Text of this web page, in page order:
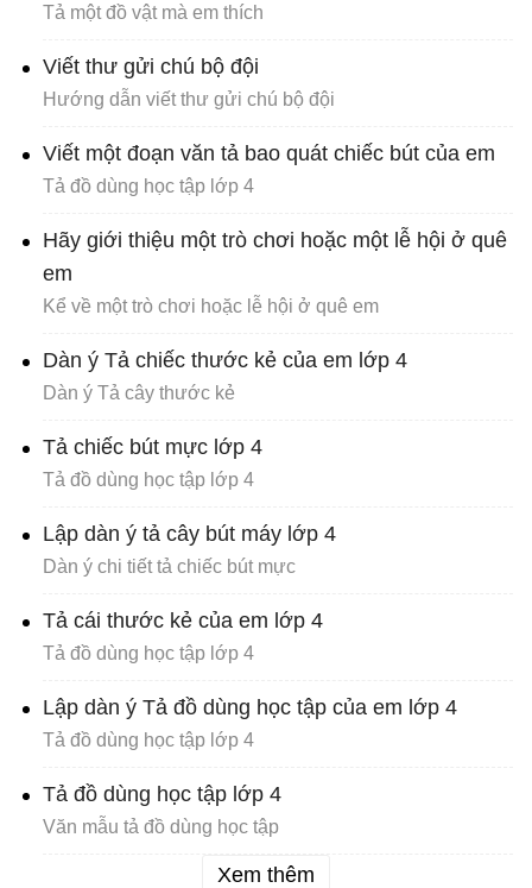
Tả một đồ vật mà em thích
Viết thư gửi chú bộ đội
Hướng dẫn viết thư gửi chú bộ đội
Viết một đoạn văn tả bao quát chiếc bút của em
Tả đồ dùng học tập lớp 4
Hãy giới thiệu một trò chơi hoặc một lễ hội ở quê
em
Kể về một trò chơi hoặc lễ hội ở quê em
Dàn ý Tả chiếc thước kẻ của em lớp 4
Dàn ý Tả cây thước kẻ
Tả chiếc bút mực lớp 4
Tả đồ dùng học tập lớp 4
Lập dàn ý tả cây bút máy lớp 4
Dàn ý chi tiết tả chiếc bút mực
Tả cái thước kẻ của em lớp 4
Tả đồ dùng học tập lớp 4
Lập dàn ý Tả đồ dùng học tập của em lớp 4
Tả đồ dùng học tập lớp 4
Tả đồ dùng học tập lớp 4
Văn mẫu tả đồ dùng học tập
Xem thêm